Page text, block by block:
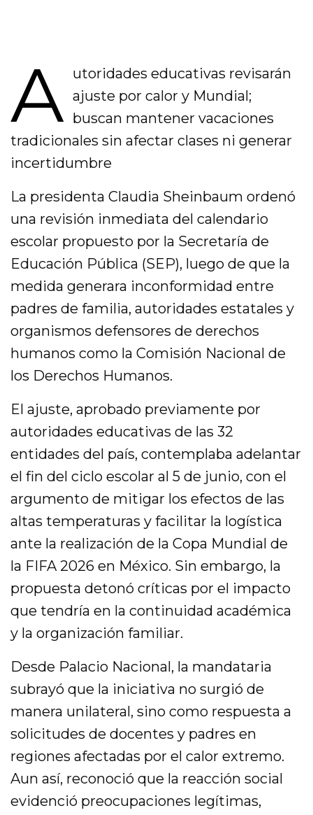
A utoridades educativas revisarán
ajuste por calor y Mundial;
buscan mantener vacaciones
tradicionales sin afectar clases ni generar
incertidumbre
La presidenta Claudia Sheinbaum ordenó
una revisión inmediata del calendario
escolar propuesto por la Secretaría de
Educación Pública (SEP), luego de que la
medida generara inconformidad entre
padres de familia, autoridades estatales y
organismos defensores de derechos
humanos como la Comisión Nacional de
los Derechos Humanos.
El ajuste, aprobado previamente por
autoridades educativas de las 32
entidades del país, contemplaba adelantar
el fin del ciclo escolar al 5 de junio, con el
argumento de mitigar los efectos de las
altas temperaturas y facilitar la logística
ante la realización de la Copa Mundial de
la FIFA 2026 en México. Sin embargo, la
propuesta detonó críticas por el impacto
que tendría en la continuidad académica
y la organización familiar.
Desde Palacio Nacional, la mandataria
subrayó que la iniciativa no surgió de
manera unilateral, sino como respuesta a
solicitudes de docentes y padres en
regiones afectadas por el calor extremo.
Aun así, reconoció que la reacción social
evidenció preocupaciones legítimas,